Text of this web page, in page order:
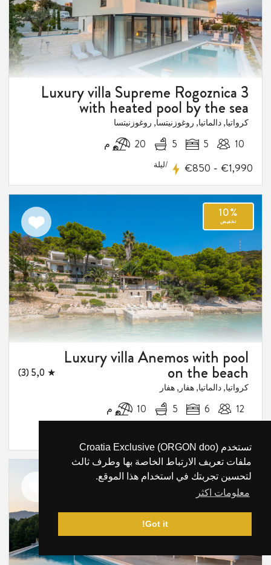
تستخدم Croatia Exclusive (ORGON doo)
ملفات تعريف الارتباط الخاصة بها وطرف ثالث
لتحسين تجربتك في استخدام هذا الموقع.
معلومات اكثر
Got it!
Luxury villa Supreme Rogoznica 3
with heated pool by the sea
كرواتيا, دالماتيا, روغوزنيتسا, روغوزنيتسا
10
5
5 20 م
€850 - €1,990 /ليلة
الى
المفضلة
Luxury villa Anemos with pool
on the beach
★ 5,0 (3)
كرواتيا, دالماتيا, هفار, هفار
12
6
5 10 م
اضف
المفضلة